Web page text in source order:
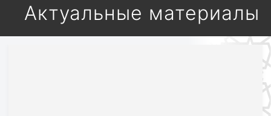
Актуальные материалы